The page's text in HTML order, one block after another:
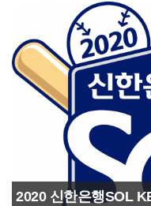
2020 신한은행SOL